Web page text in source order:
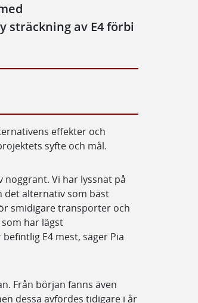
av E4 förbi
effekter och
syfte och mål.
Vi har lyssnat på
det alternativ som bäst
smidigare transporter och
har lägst
E4 mest, säger Pia
Från början fanns även
dessa avfördes tidigare i år